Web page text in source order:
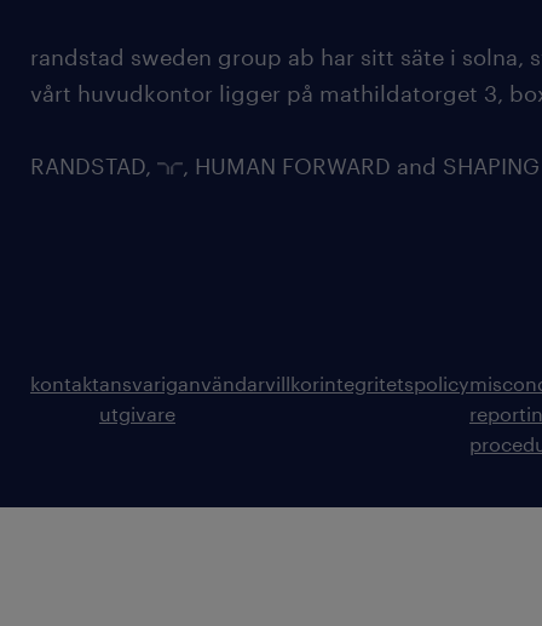
randstad sweden group ab har sitt säte i solna,
vårt huvudkontor ligger på mathildatorget 3,
RANDSTAD, , HUMAN FORWARD and
kontaktansvarig
utgivare
användarvillkorintegritetspolicy